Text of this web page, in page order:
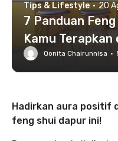
Tips & Lifestyle · 20
7 Panduan
Kamu Terapkan
Qonita Chairunnisa ·
Hadirkan aura positif
feng shui dapur ini!